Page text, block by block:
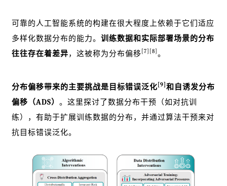
可靠的人工智能系统的构建在很大程度上依赖于它们适应
多样化数据分布的能力。 训练数据和实际部署场景的分布
往往存在着差异，这被称为分布偏移 [7] [8] 。
分布偏移带来的主要挑战是目标错误泛化 [9] 和自诱发分布
偏移（ADS） 。这里探讨了数据分布干预（如对抗训
练），有助于扩展训练数据的分布，并通过算法干预来对
抗目标错误泛化。